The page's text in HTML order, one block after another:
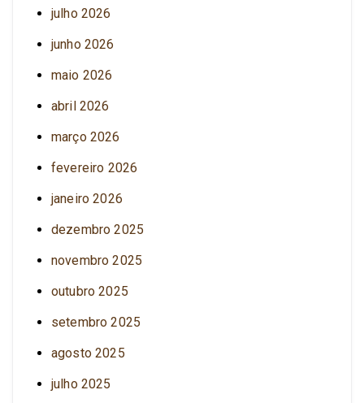
julho 2026
junho 2026
maio 2026
abril 2026
março 2026
fevereiro 2026
janeiro 2026
dezembro 2025
novembro 2025
outubro 2025
setembro 2025
agosto 2025
julho 2025